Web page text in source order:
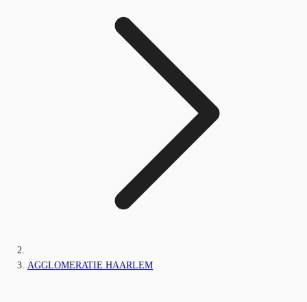
AGGLOMERATIE HAARLEM